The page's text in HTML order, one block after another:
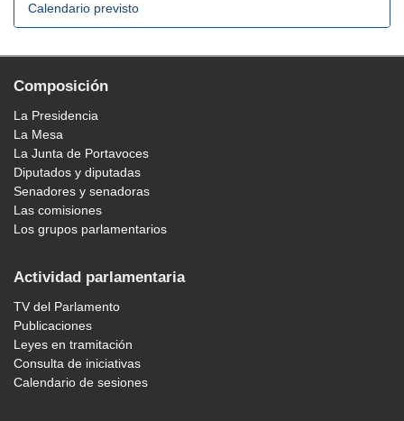
Calendario previsto
Composición
La Presidencia
La Mesa
La Junta de Portavoces
Diputados y diputadas
Senadores y senadoras
Las comisiones
Los grupos parlamentarios
Actividad parlamentaria
TV del Parlamento
Publicaciones
Leyes en tramitación
Consulta de iniciativas
Calendario de sesiones